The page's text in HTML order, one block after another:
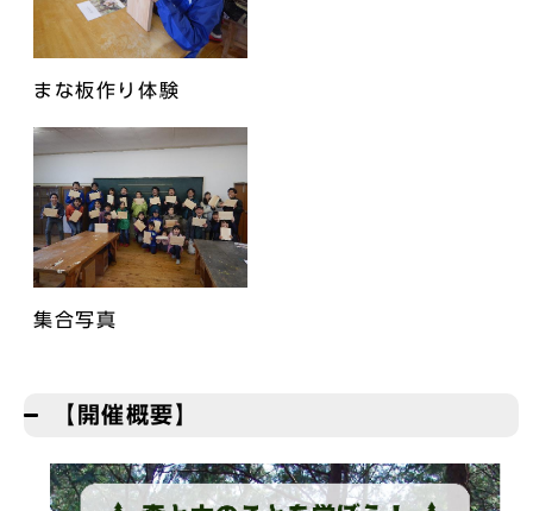
まな板作り体験
集合写真
【開催概要】